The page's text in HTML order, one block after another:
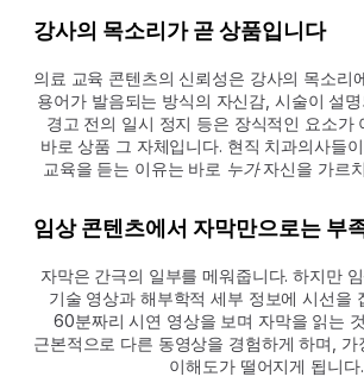
강사의 목소리가 곧 상품입니다
의료 교육 콘텐츠의 신뢰성은 강사의 목소리
용어가 발음되는 방식의 자신감, 시술이 설
경고 전의 일시 정지 등은 장식적인 요소가
바로 상품 그 자체입니다. 현직 치과의사들
교육을 듣는 이유는 바로 누가 자신을 가르
임상 콘텐츠에서 자막만으로는 부
자막은 간극의 일부를 메워줍니다. 하지만
기술 영상과 해부학적 세부 정보에 시선을
60분짜리 시연 영상을 보며 자막을 읽는
근본적으로 다른 동영상을 경험하게 하며, 가
이해도가 떨어지게 됩니다.